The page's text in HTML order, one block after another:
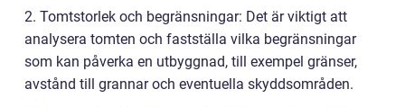
2. Tomtstorlek och begränsningar: Det är viktigt att
analysera tomten och fastställa vilka begränsningar
som kan påverka en utbyggnad, till exempel gränser,
avstånd till grannar och eventuella skyddsområden.